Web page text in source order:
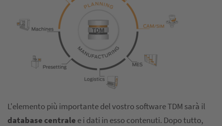
L'elemento più importante del vostro software TDM sarà il
database centrale e i dati in esso contenuti. Dopo tutto,